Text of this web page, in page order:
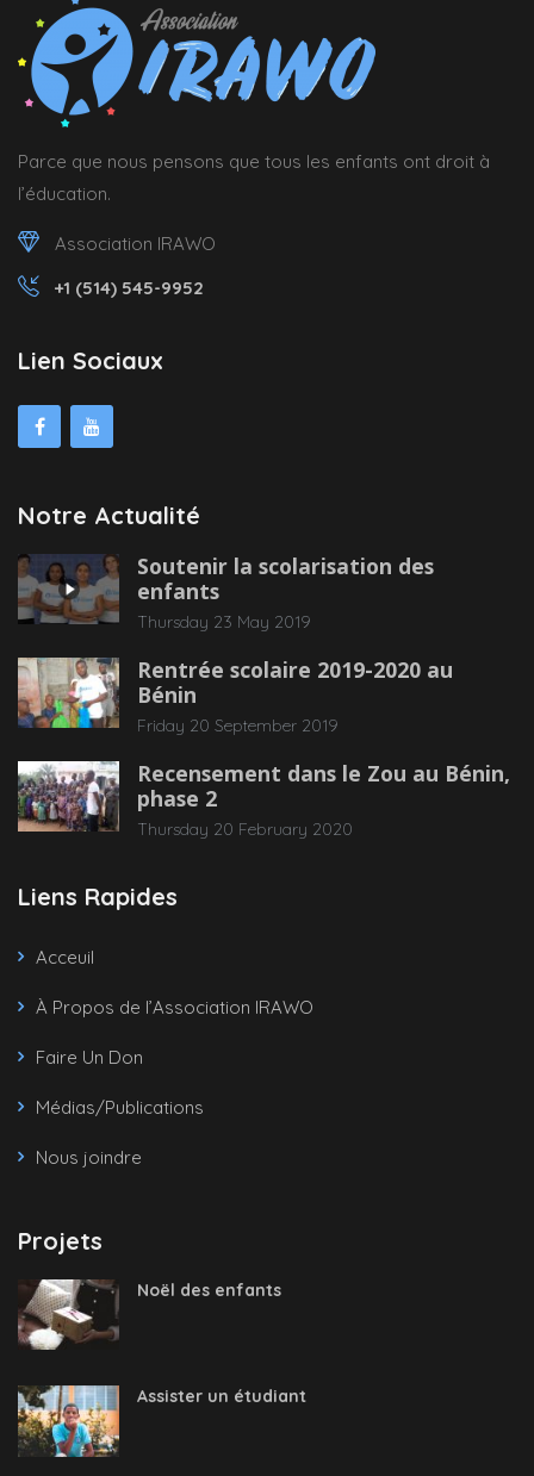
Parce que nous pensons que tous les enfants ont droit à
l’éducation.
Association IRAWO
+1 (514) 545-9952
Lien Sociaux
Notre Actualité
Soutenir la scolarisation des
enfants
Thursday 23 May 2019
Rentrée scolaire 2019-2020 au
Bénin
Friday 20 September 2019
Recensement dans le Zou au Bénin,
phase 2
Thursday 20 February 2020
Liens Rapides
Acceuil
À Propos de l’Association IRAWO
Faire Un Don
Médias/Publications
Nous joindre
Projets
Noël des enfants
Assister un étudiant